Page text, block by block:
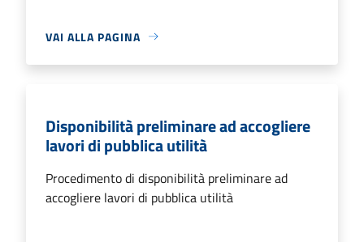
VAI ALLA PAGINA
Disponibilità preliminare ad accogliere
lavori di pubblica utilità
Procedimento di disponibilità preliminare ad
accogliere lavori di pubblica utilità